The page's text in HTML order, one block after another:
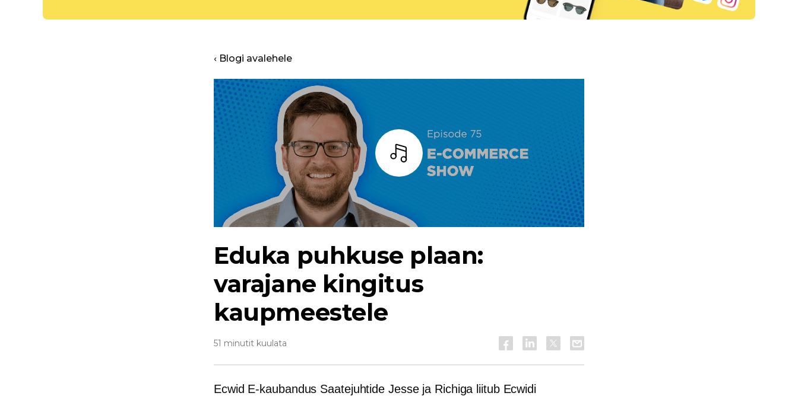
‹ Blogi avalehele
Eduka puhkuse plaan:
varajane kingitus
kaupmeestele
51 minutit kuulata
Ecwid E-kaubandus Saatejuhtide Jesse ja Richiga liitub Ecwidi